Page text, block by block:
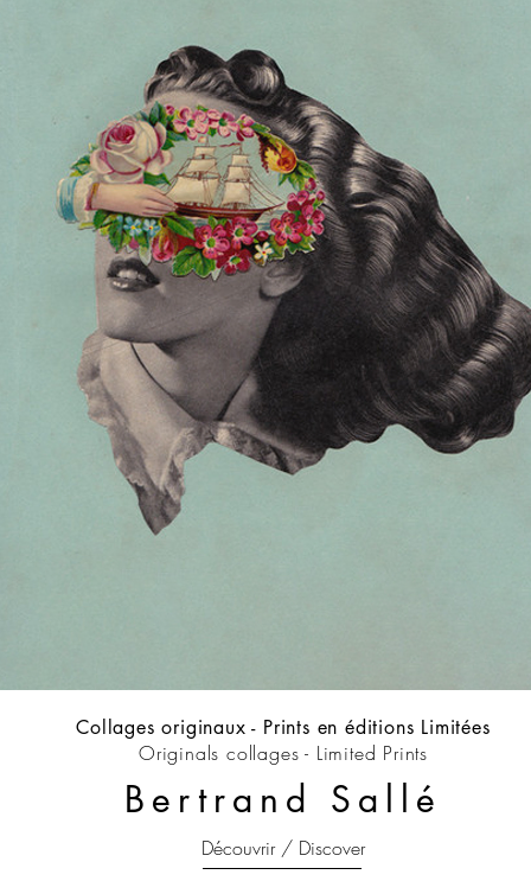
Collages originaux - Prints en éditions Limitées
Originals collages - Limited Prints
Bertrand Sallé
Découvrir / Discover